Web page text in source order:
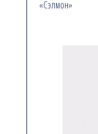
«Сэлмон»